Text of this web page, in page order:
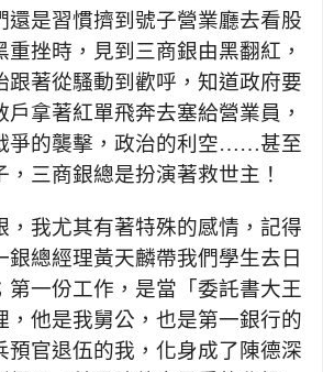
還是習慣擠到號子營業廳去看股
挫時，見到三商銀由黑翻紅，
跟著從騷動到歡呼，知道政府要
拿著紅單飛奔去塞給營業員，
爭的襲擊，政治的利空……甚至
三商銀總是扮演著救世主！
，我尤其有著特殊的感情，記得
銀總經理黃天麟帶我們學生去日
第一份工作，是當「委託書大王
，他是我舅公，也是第一銀行的
預官退伍的我，化身成了陳德深